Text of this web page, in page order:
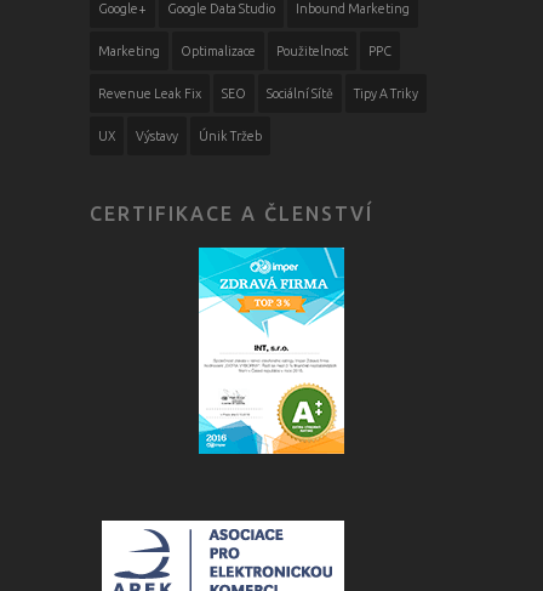
Google+ Google Data Studio Inbound Marketing
Marketing Optimalizace Použitelnost PPC
Revenue Leak Fix SEO Sociální Sítě Tipy A Triky
UX Výstavy Únik Tržeb
CERTIFIKACE A ČLENSTVÍ